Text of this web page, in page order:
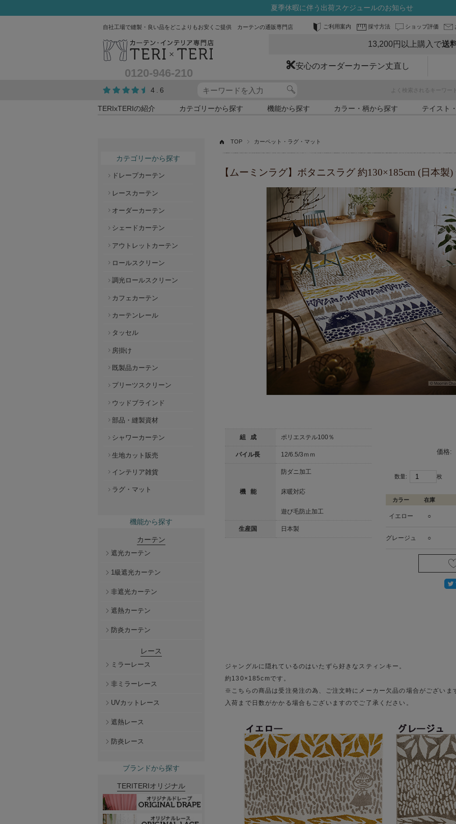
夏季休暇に伴う出荷スケジュールのお知らせ
自社工場で縫製・良い品をどこよりもお安くご提供 カーテンの通販専門店 ご利用案内 採寸方法 ショップ評価
0120-946-210
13,200円以上購入で送
安心のオーダーカーテン丈直し
4.6 よく検索されるキーワー
TERIxTERIの紹介 カテゴリーから探す 機能から探す カラー・柄から探す テイスト
TOP カーペット・ラグ・マット
【ムーミンラグ】ボタニスラグ 約130×185cm (日本製)
価格:
数量: 枚
カラー 在庫
イエロー ○
グレージュ ○
ジャングルに隠れているのはいたずら好きなスティンキー。
約130×185cmです。
※こちらの商品は受注発注の為、ご注文時にメーカー欠品の場合がございま
入荷まで日数がかかる場合もございますのでご了承ください。
組 成 ポリエステル100％
パイル長 12/6.5/3ｍｍ
機 能
防ダニ加工
床暖対応
遊び毛防止加工
生産国 日本製
カテゴリーから探す
ドレープカーテン
レースカーテン
オーダーカーテン
シェードカーテン
アウトレットカーテン
ロールスクリーン
調光ロールスクリーン
カフェカーテン
カーテンレール
タッセル
房掛け
既製品カーテン
プリーツスクリーン
ウッドブラインド
部品・縫製資材
シャワーカーテン
生地カット販売
インテリア雑貨
ラグ・マット
機能から探す
カーテン
遮光カーテン
1級遮光カーテン
非遮光カーテン
遮熱カーテン
防炎カーテン
レース
ミラーレース
非ミラーレース
UVカットレース
遮熱レース
防炎レース
ブランドから探す
TERITERIオリジナル